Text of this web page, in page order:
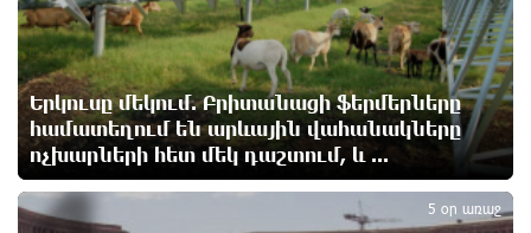
12 ժամ առաջ
Երևանի Կենտրոնում փոշու պարունակությունը
գրեթե ամբողջ շաբաթ գերազանցել է թույլատրելի
սահմանը
12 ժամ առաջ
Իրանը պատրաստ է բացել Հորմուզի նեղուցը, եթե
Երկուսը մեկում. Բրիտանացի ֆերմերները
համատեղում են արևային վահանակները
ոչխարների հետ մեկ դաշտում, և ...
5 օր առաջ